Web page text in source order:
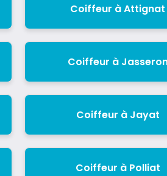
Coiffeur à Attignat
Coiffeur à
Coiffeur à Jayat
Coiffeur à Polliat